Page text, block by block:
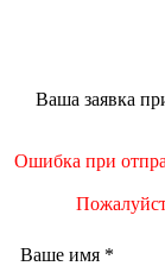
Ваша заявка
Ошибка при
Ваше имя *